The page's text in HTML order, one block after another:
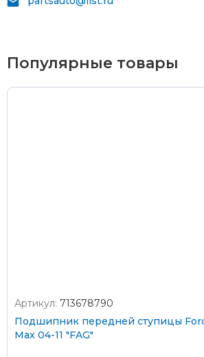
Верхняя Пышма, Арамиль, Шувакиш)
Пластиковыми картами
Популярные товары
Артикул: 713678790
Подшипник передней ступицы Ford
Max 04-11 "FAG"